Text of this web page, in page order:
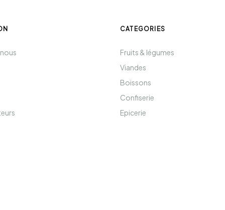
CATEGORIES
Fruits & légumes
Viandes
Boissons
Confiserie
Epicerie